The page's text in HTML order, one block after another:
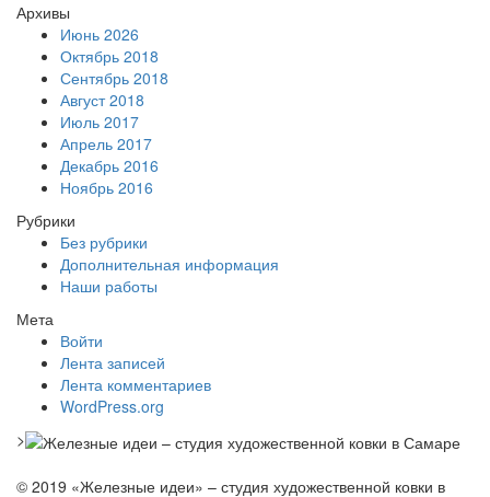
Архивы
Июнь 2026
Октябрь 2018
Сентябрь 2018
Август 2018
Июль 2017
Апрель 2017
Декабрь 2016
Ноябрь 2016
Рубрики
Без рубрики
Дополнительная информация
Наши работы
Мета
Войти
Лента записей
Лента комментариев
WordPress.org
>
© 2019 «Железные идеи» – студия художественной ковки в